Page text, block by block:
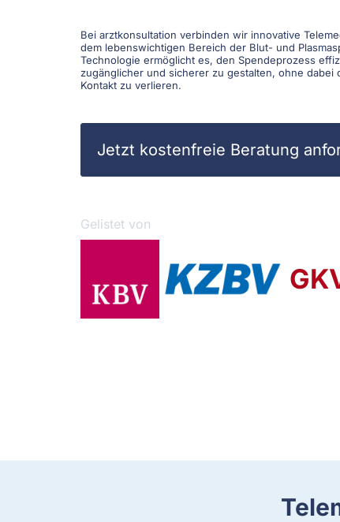
Bei arztkonsultation verbinden wir innovative
dem lebenswichtigen Bereich der Blut- und
Technologie ermöglicht es, den Spendeprozess
zugänglicher und sicherer zu gestalten, ohne dabei
Kontakt zu verlieren.
Jetzt kostenfreie Beratung
Gelistet von